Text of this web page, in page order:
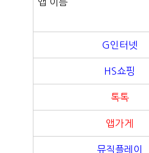
G인터넷
HS쇼핑
톡톡
앱가게
뮤직플레이